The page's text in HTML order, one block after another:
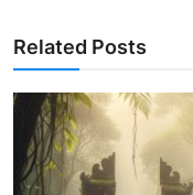
Related Posts